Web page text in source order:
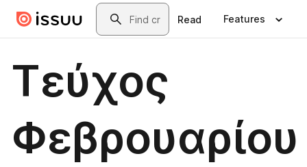
Skip to main contentSearch
Read Features
Τεύχος
Φεβρουαρίου